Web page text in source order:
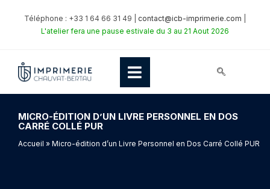
Téléphone : +33 1 64 66 31 49 | contact@icb-imprimerie.com
L'atelier fera une pause estivale du 3 au 21 Aout 2026
MICRO-ÉDITION D’UN LIVRE PERSONNEL EN DOS
CARRÉ COLLÉ PUR
Accueil » Micro-édition d’un Livre Personnel en Dos Carré Collé PUR